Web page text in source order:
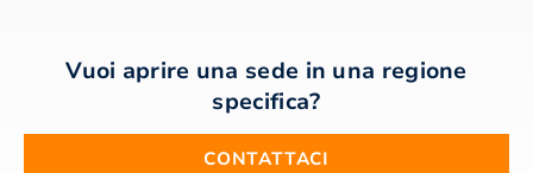
Vuoi aprire una sede in una regione
specifica?
CONTATTACI